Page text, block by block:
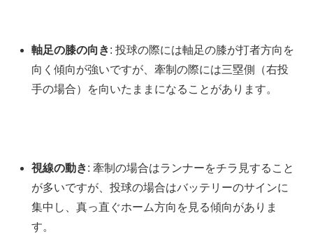
軸足の膝の向き: 投球の際には軸足の膝が打者方向を
向く傾向が強いですが、牽制の際には三塁側（右投
手の場合）を向いたままになることがあります。
視線の動き: 牽制の場合はランナーをチラ見すること
が多いですが、投球の場合はバッテリーのサインに
集中し、真っ直ぐホーム方向を見る傾向がありま
す。